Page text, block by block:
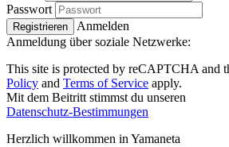
Passwort
Registrieren
Anmelden
Anmeldung über soziale Netzwerke:
This site is protected by reCAPTCHA and
Policy and Terms of Service apply.
Mit dem Beitritt stimmst du unseren
Datenschutz-Bestimmungen
Herzlich willkommen in Yamaneta